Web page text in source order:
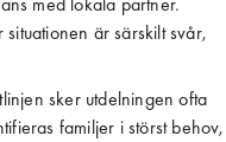
är särskilt svår,
sker utdelningen ofta
familjer i störst behov,